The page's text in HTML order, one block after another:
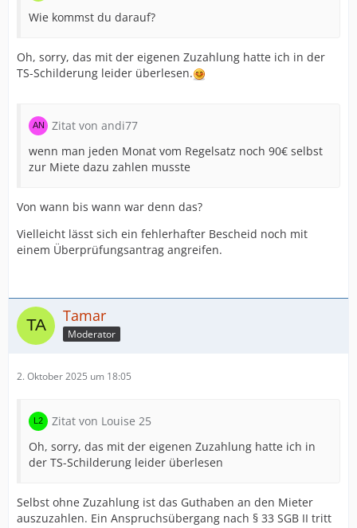
Wie kommst du darauf?
Oh, sorry, das mit der eigenen Zuzahlung hatte ich in der
TS-Schilderung leider überlesen.
Zitat von andi77
wenn man jeden Monat vom Regelsatz noch 90€ selbst
zur Miete dazu zahlen musste
Von wann bis wann war denn das?
Vielleicht lässt sich ein fehlerhafter Bescheid noch mit
einem Überprüfungsantrag angreifen.
Tamar
Moderator
2. Oktober 2025 um 18:05
Zitat von Louise 25
Oh, sorry, das mit der eigenen Zuzahlung hatte ich in
der TS-Schilderung leider überlesen
Selbst ohne Zuzahlung ist das Guthaben an den Mieter
auszuzahlen. Ein Anspruchsübergang nach § 33 SGB II tritt